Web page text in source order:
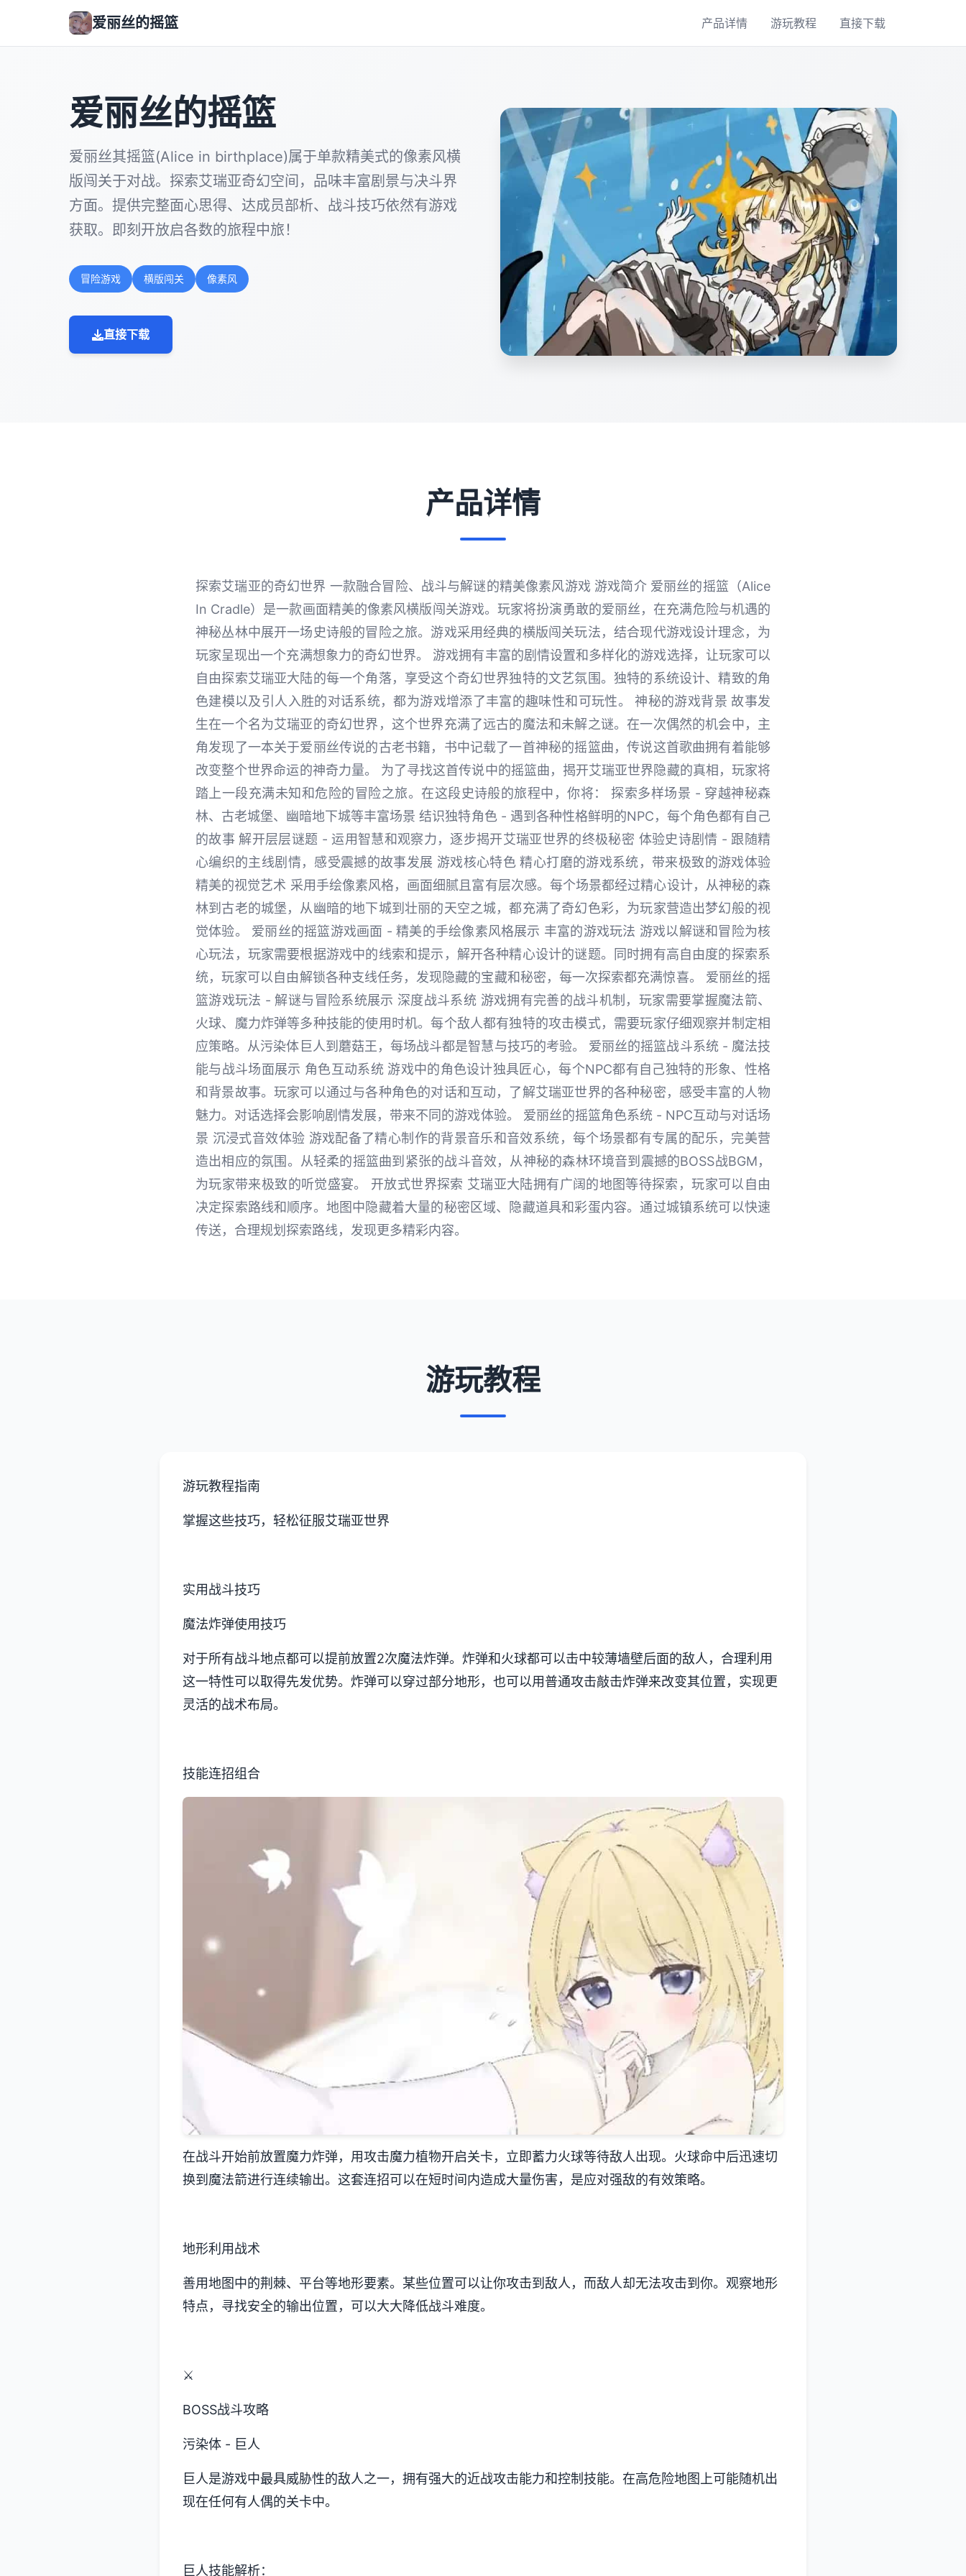
爱丽丝的摇篮 产品详情 游玩教程 直接下载
爱丽丝的摇篮
爱丽丝其摇篮(Alice in birthplace)属于单款精美式的像素风横
版闯关于对战。探索艾瑞亚奇幻空间，品味丰富剧景与决斗界
方面。提供完整面心思得、达成员部析、战斗技巧依然有游戏
获取。即刻开放启各数的旅程中旅！
冒险游戏 横版闯关 像素风
直接下载
产品详情
探索艾瑞亚的奇幻世界 一款融合冒险、战斗与解谜的精美像素风游戏 游戏简介 爱丽丝的摇篮（Alice
In Cradle）是一款画面精美的像素风横版闯关游戏。玩家将扮演勇敢的爱丽丝，在充满危险与机遇的
神秘丛林中展开一场史诗般的冒险之旅。游戏采用经典的横版闯关玩法，结合现代游戏设计理念，为
玩家呈现出一个充满想象力的奇幻世界。 游戏拥有丰富的剧情设置和多样化的游戏选择，让玩家可以
自由探索艾瑞亚大陆的每一个角落，享受这个奇幻世界独特的文艺氛围。独特的系统设计、精致的角
色建模以及引人入胜的对话系统，都为游戏增添了丰富的趣味性和可玩性。 神秘的游戏背景 故事发
生在一个名为艾瑞亚的奇幻世界，这个世界充满了远古的魔法和未解之谜。在一次偶然的机会中，主
角发现了一本关于爱丽丝传说的古老书籍，书中记载了一首神秘的摇篮曲，传说这首歌曲拥有着能够
改变整个世界命运的神奇力量。 为了寻找这首传说中的摇篮曲，揭开艾瑞亚世界隐藏的真相，玩家将
踏上一段充满未知和危险的冒险之旅。在这段史诗般的旅程中，你将： 探索多样场景 - 穿越神秘森
林、古老城堡、幽暗地下城等丰富场景 结识独特角色 - 遇到各种性格鲜明的NPC，每个角色都有自己
的故事 解开层层谜题 - 运用智慧和观察力，逐步揭开艾瑞亚世界的终极秘密 体验史诗剧情 - 跟随精
心编织的主线剧情，感受震撼的故事发展 游戏核心特色 精心打磨的游戏系统，带来极致的游戏体验
精美的视觉艺术 采用手绘像素风格，画面细腻且富有层次感。每个场景都经过精心设计，从神秘的森
林到古老的城堡，从幽暗的地下城到壮丽的天空之城，都充满了奇幻色彩，为玩家营造出梦幻般的视
觉体验。 爱丽丝的摇篮游戏画面 - 精美的手绘像素风格展示 丰富的游戏玩法 游戏以解谜和冒险为核
心玩法，玩家需要根据游戏中的线索和提示，解开各种精心设计的谜题。同时拥有高自由度的探索系
统，玩家可以自由解锁各种支线任务，发现隐藏的宝藏和秘密，每一次探索都充满惊喜。 爱丽丝的摇
篮游戏玩法 - 解谜与冒险系统展示 深度战斗系统 游戏拥有完善的战斗机制，玩家需要掌握魔法箭、
火球、魔力炸弹等多种技能的使用时机。每个敌人都有独特的攻击模式，需要玩家仔细观察并制定相
应策略。从污染体巨人到蘑菇王，每场战斗都是智慧与技巧的考验。 爱丽丝的摇篮战斗系统 - 魔法技
能与战斗场面展示 角色互动系统 游戏中的角色设计独具匠心，每个NPC都有自己独特的形象、性格
和背景故事。玩家可以通过与各种角色的对话和互动，了解艾瑞亚世界的各种秘密，感受丰富的人物
魅力。对话选择会影响剧情发展，带来不同的游戏体验。 爱丽丝的摇篮角色系统 - NPC互动与对话场
景 沉浸式音效体验 游戏配备了精心制作的背景音乐和音效系统，每个场景都有专属的配乐，完美营
造出相应的氛围。从轻柔的摇篮曲到紧张的战斗音效，从神秘的森林环境音到震撼的BOSS战BGM，
为玩家带来极致的听觉盛宴。 开放式世界探索 艾瑞亚大陆拥有广阔的地图等待探索，玩家可以自由
决定探索路线和顺序。地图中隐藏着大量的秘密区域、隐藏道具和彩蛋内容。通过城镇系统可以快速
传送，合理规划探索路线，发现更多精彩内容。
游玩教程
游玩教程指南
掌握这些技巧，轻松征服艾瑞亚世界
实用战斗技巧
魔法炸弹使用技巧
对于所有战斗地点都可以提前放置2次魔法炸弹。炸弹和火球都可以击中较薄墙壁后面的敌人，合理利用
这一特性可以取得先发优势。炸弹可以穿过部分地形，也可以用普通攻击敲击炸弹来改变其位置，实现更
灵活的战术布局。
技能连招组合
在战斗开始前放置魔力炸弹，用攻击魔力植物开启关卡，立即蓄力火球等待敌人出现。火球命中后迅速切
换到魔法箭进行连续输出。这套连招可以在短时间内造成大量伤害，是应对强敌的有效策略。
地形利用战术
善用地图中的荆棘、平台等地形要素。某些位置可以让你攻击到敌人，而敌人却无法攻击到你。观察地形
特点，寻找安全的输出位置，可以大大降低战斗难度。
⚔️
BOSS战斗攻略
污染体 - 巨人
巨人是游戏中最具威胁性的敌人之一，拥有强大的近战攻击能力和控制技能。在高危险地图上可能随机出
现在任何有人偶的关卡中。
巨人技能解析：